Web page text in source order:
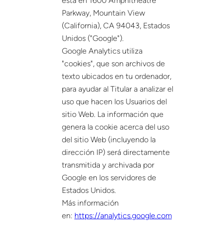
Parkway, Mountain View
(California), CA 94043, Estados
Unidos ("Google").
Google Analytics utiliza
"cookies", que son archivos de
texto ubicados en tu ordenador,
para ayudar al Titular a analizar el
uso que hacen los Usuarios del
sitio Web. La información que
genera la cookie acerca del uso
del sitio Web (incluyendo la
dirección IP) será directamente
transmitida y archivada por
Google en los servidores de
Estados Unidos.
Más información
en: https://analytics.google.com